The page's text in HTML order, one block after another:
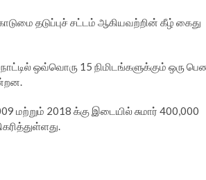
தடுப்புச் சட்டம் ஆகியவற்றின் கீழ் கைது
ஒவ்வொரு 15 நிமிடங்களுக்கும் ஒரு
மற்றும் 2018 க்கு இடையில் சுமார் 400,000